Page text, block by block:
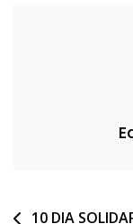
10 DIA